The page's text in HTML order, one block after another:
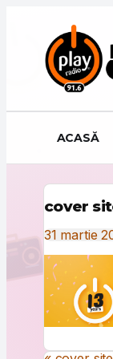
ACASĂ
cover
31 martie